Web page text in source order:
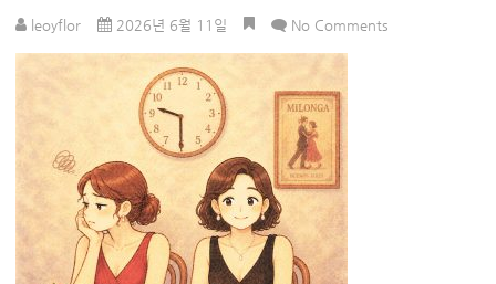
leoyflor 2026년 6월 11일 No Comments